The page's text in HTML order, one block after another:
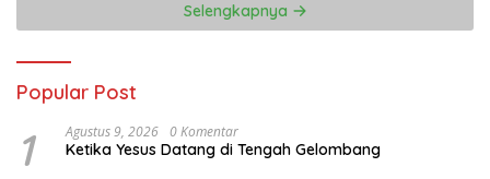
Selengkapnya
Popular Post
1 Agustus 9, 2026 0 Komentar
Ketika Yesus Datang di Tengah Gelombang